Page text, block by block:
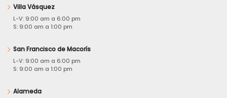
Villa Vásquez
L-V: 9:00 am a 6:00 pm
S: 9:00 am a 1:00 pm
San Francisco de Macorís
L-V: 9:00 am a 6:00 pm
S: 9:00 am a 1:00 pm
Alameda